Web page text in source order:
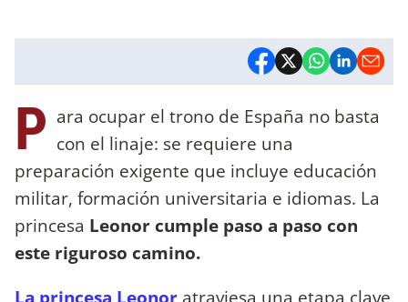
P ara ocupar el trono de España no basta
con el linaje: se requiere una
preparación exigente que incluye educación
militar, formación universitaria e idiomas. La
princesa Leonor cumple paso a paso con
este riguroso camino.
La princesa Leonor atraviesa una etapa clave